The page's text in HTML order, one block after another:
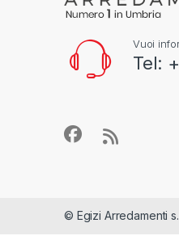
Vuoi
Tel:
© Egizi Arredamenti